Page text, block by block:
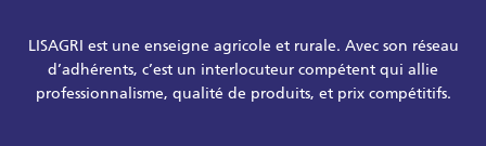
LISAGRI est une enseigne agricole et rurale. Avec son réseau
d’adhérents, c’est un interlocuteur compétent qui allie
professionnalisme, qualité de produits, et prix compétitifs.